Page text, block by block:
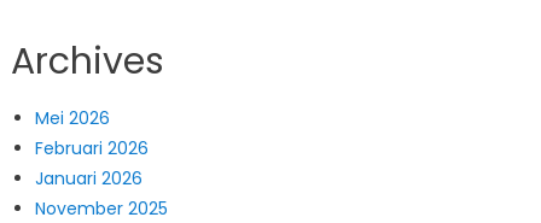
Archives
Mei 2026
Februari 2026
Januari 2026
November 2025